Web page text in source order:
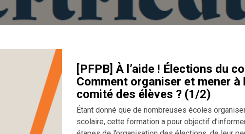
[PFPB] À l’aide ! Élections du
Comment organiser et mener
comité des élèves ? (1/2)
Étant donné que de nombreuses écoles
scolaire, cette formation a pour objectif